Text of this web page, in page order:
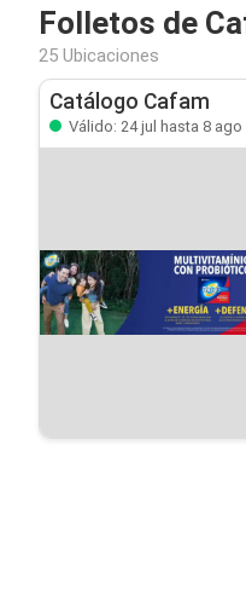
Folletos de
25 Ubicaciones
Catálogo Cafam
Válido: 24 jul hasta 8 ago